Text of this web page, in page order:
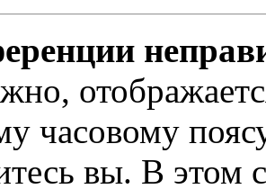
часовому
вы. В этом